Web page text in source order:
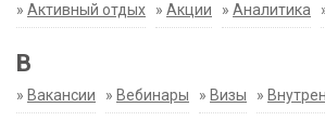
» Активный отдых » Акции » Аналитика
В
» Вакансии » Вебинары » Визы »